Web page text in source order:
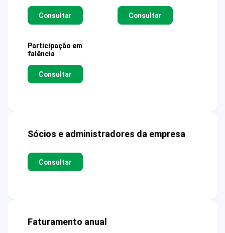
Consultar Consultar
Participação em
falência
Consultar
Sócios e administradores da empresa
Consultar
Faturamento anual